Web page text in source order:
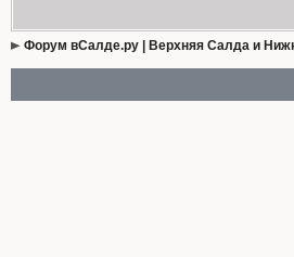
Форум вСалде.ру | Верхняя Салда и